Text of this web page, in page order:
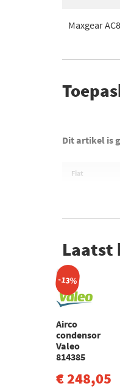
Maxgear
Dit artikel is
Fiat
Laatst
-13%
Airco
condensor
Valeo
814385
€ 248,05